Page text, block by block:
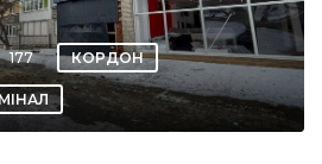
177 КОРДОН